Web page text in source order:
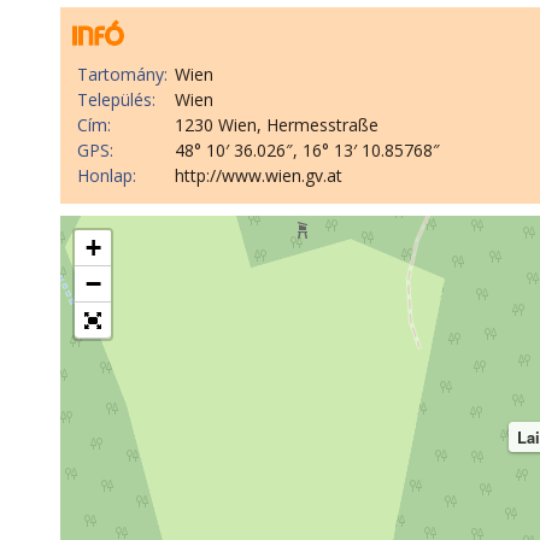
Tartomány: Wien
Település:
Wien
Cím:
1230 Wien, Hermesstraße
GPS:
48° 10′ 36.026″, 16° 13′ 10.85768″
Honlap:
http://www.wien.gv.at
+
−